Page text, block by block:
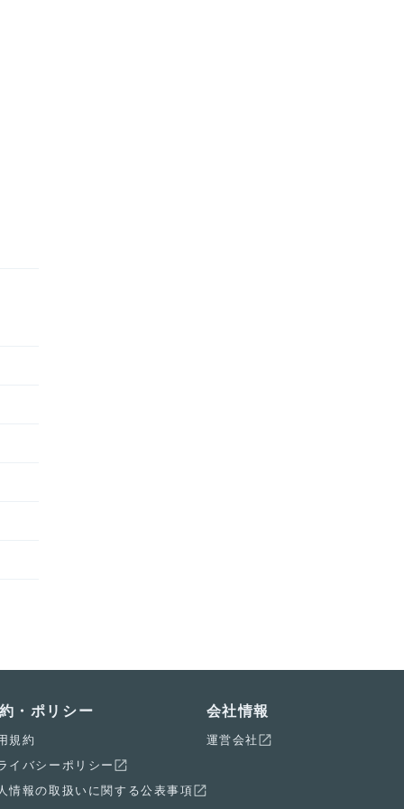
・ポリシー
規約
イバシーポリシー
情報の取扱いに関する公表事項
会社情報
運営会社